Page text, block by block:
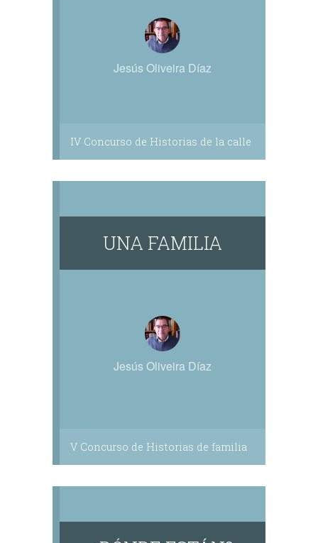
Jesús Oliveira Díaz
IV Concurso de Historias de la calle
UNA FAMILIA
Jesús Oliveira Díaz
V Concurso de Historias de familia